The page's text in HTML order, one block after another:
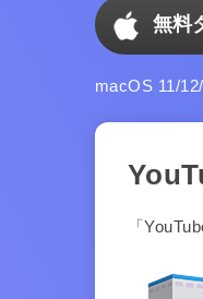
無料
macOS 11/
「